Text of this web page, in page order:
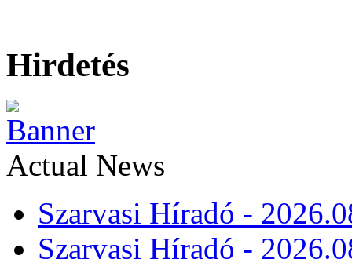
Hirdetés
Actual News
Szarvasi Híradó -
Szarvasi Híradó -